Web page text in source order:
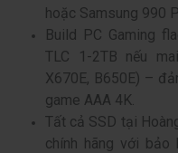
hoặc Samsung 990
Build PC Gaming
TLC 1-2TB nếu
X670E, B650E) –
game AAA 4K.
Tất cả SSD tại
chính hãng với bảo